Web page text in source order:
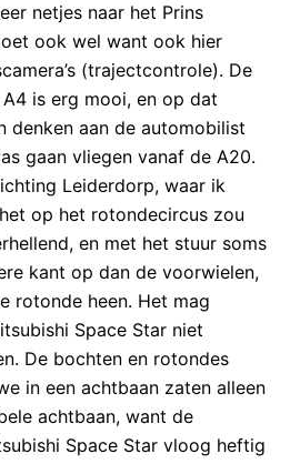
netjes naar het Prins
ook wel want ook hier
(trajectcontrole). De
is erg mooi, en op dat
denken aan de automobilist
gaan vliegen vanaf de A20.
Leiderdorp, waar ik
op het rotondecircus zou
en met het stuur soms
kant op dan de voorwielen,
rotonde heen. Het mag
Space Star niet
De bochten en rotondes
in een achtbaan zaten alleen
achtbaan, want de
Space Star vloog heftig